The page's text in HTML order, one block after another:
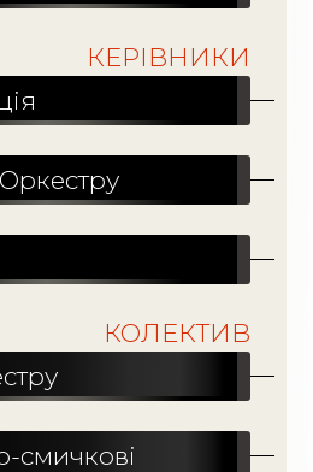
КЕРІВНИКИ
КОЛЕКТИВ
смичкові